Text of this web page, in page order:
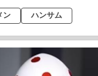
ン ハンサム